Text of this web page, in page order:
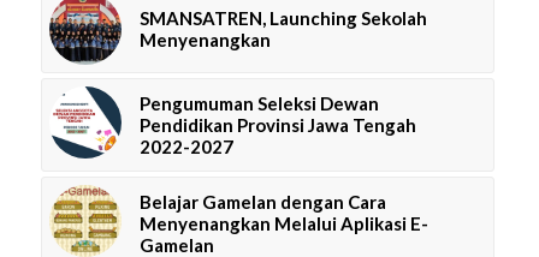
SMANSATREN, Launching Sekolah
Menyenangkan
Pengumuman Seleksi Dewan
Pendidikan Provinsi Jawa Tengah
2022-2027
Belajar Gamelan dengan Cara
Menyenangkan Melalui Aplikasi E-
Gamelan